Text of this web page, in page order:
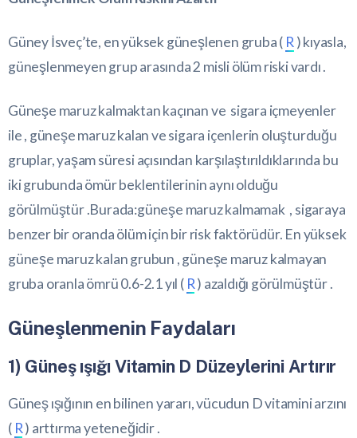
Güney İsveç’te, en yüksek güneşlenen gruba ( R) kıyasla,
güneşlenmeyen grup arasında 2 misli ölüm riski vardı .
Güneşe maruz kalmaktan kaçınan ve sigara içmeyenler
ile , güneşe maruz kalan ve sigara içenlerin oluşturduğu
gruplar, yaşam süresi açısından karşılaştırıldıklarında bu
iki grubunda ömür beklentilerinin aynı olduğu
görülmüştür .Burada:güneşe maruz kalmamak , sigaraya
benzer bir oranda ölüm için bir risk faktörüdür. En yüksek
güneşe maruz kalan grubun , güneşe maruz kalmayan
gruba oranla ömrü 0.6-2.1 yıl ( R) azaldığı görülmüştür .
Güneşlenmenin Faydaları
1) Güneş ışığı Vitamin D Düzeylerini Artırır
Güneş ışığının en bilinen yararı, vücudun D vitamini arzını
( R) arttırma yeteneğidir .